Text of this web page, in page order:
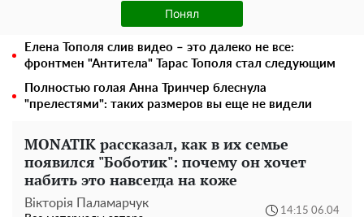
Понял
Голая Елена Тополя в интересных позах заставила
отвисать челюсти: слив видео – было только началом
Елена Тополя слив видео – это далеко не все:
фронтмен "Антитела" Тарас Тополя стал следующим
Полностью голая Анна Тринчер блеснула
"прелестями": таких размеров вы еще не видели
MONATIK рассказал, как в их семье
появился "Боботик": почему он хочет
набить это навсегда на коже
Вікторія Паламарчук
14:15 06.04